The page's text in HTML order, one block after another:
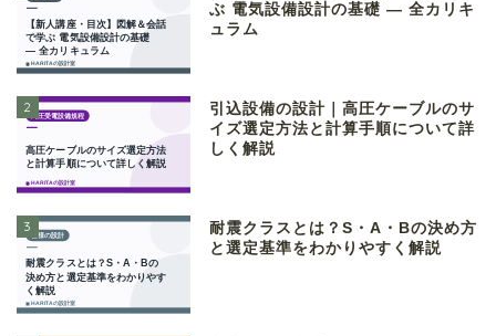
ぶ 電気設備設計の基礎 ― 全カリキ
ュラム
2
引込設備の設計｜高圧ケーブルのサ
イズ選定方法と計算手順について詳
しく解説
3
耐震クラスとは？S・A・Bの決め方
と選定基準をわかりやすく解説